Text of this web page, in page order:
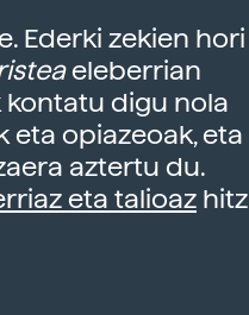
Ederki zekien hori
eleberrian
kontatu digu nola
opiazeoak, eta
aztertu du.
eta talioaz hitz